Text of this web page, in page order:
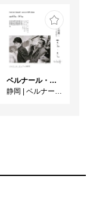
ベルナール・ビュフェと写真 ーカメラがとらえたビュフェとその時代、そして21 世紀へ
静岡
ベルナール・ビュフェ美術館